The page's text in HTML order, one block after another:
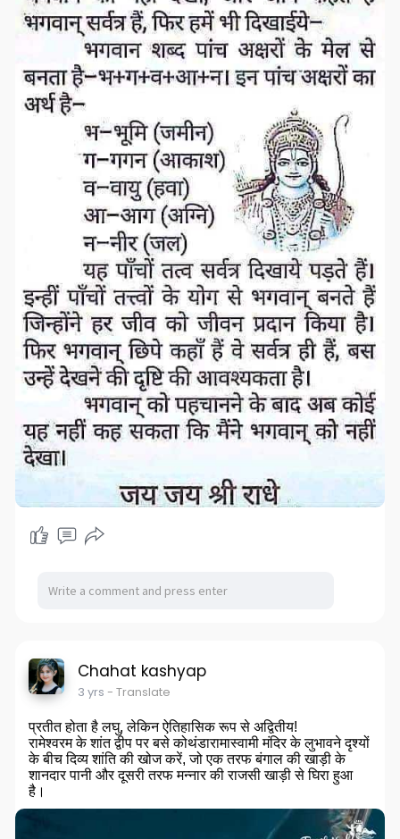
Chahat kashyap
3 yrs - Translate
प्रतीत होता है लघु, लेकिन ऐतिहासिक रूप से अद्वितीय!
रामेश्वरम के शांत द्वीप पर बसे कोथंडारामास्वामी मंदिर के लुभावने दृश्यों
के बीच दिव्य शांति की खोज करें, जो एक तरफ बंगाल की खाड़ी के
शानदार पानी और दूसरी तरफ मन्नार की राजसी खाड़ी से घिरा हुआ
है।